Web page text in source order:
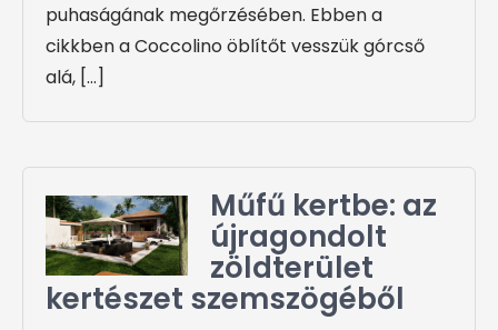
puhaságának megőrzésében. Ebben a
cikkben a Coccolino öblítőt vesszük górcső
alá, […]
Műfű kertbe: az
újragondolt
zöldterület
kertészet szemszögéből